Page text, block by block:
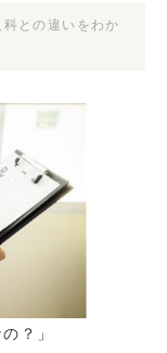
との違いをわか
？」